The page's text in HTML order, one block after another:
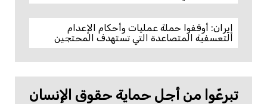
إيران: أوقفوا حملة عمليات وأحكام الإعدام
التعسفية المتصاعدة التي تستهدف المحتجين
تبرعّوا من أجل حماية حقوق الإنسان